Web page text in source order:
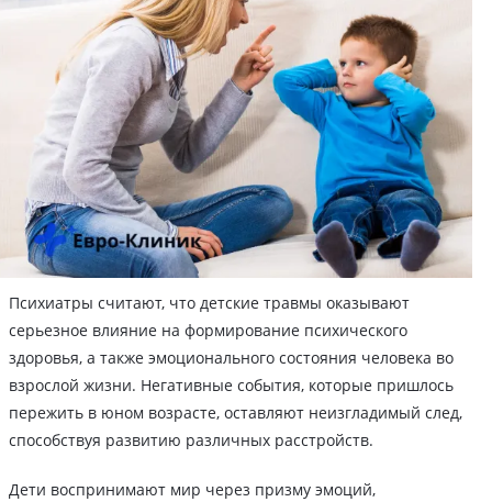
Психиатры считают, что детские травмы оказывают
серьезное влияние на формирование психического
здоровья, а также эмоционального состояния человека во
взрослой жизни. Негативные события, которые пришлось
пережить в юном возрасте, оставляют неизгладимый след,
способствуя развитию различных расстройств.
Дети воспринимают мир через призму эмоций,